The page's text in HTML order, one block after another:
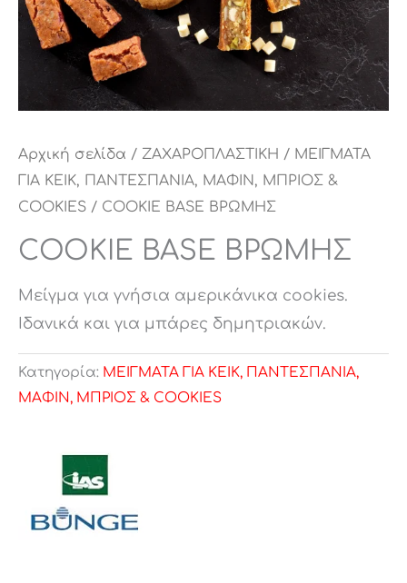
Αρχική σελίδα / ΖΑΧΑΡΟΠΛΑΣΤΙΚΗ / ΜΕΙΓΜΑΤΑ
ΓΙΑ ΚΕΙΚ, ΠΑΝΤΕΣΠΑΝΙΑ, ΜΑΦΙΝ, ΜΠΡΙΟΣ &
COOKIES / COOKIE BASE ΒΡΩΜΗΣ
COOKIE BASE ΒΡΩΜΗΣ
Μείγμα για γνήσια αμερικάνικα cookies.
Ιδανικά και για μπάρες δημητριακών.
Κατηγορία: ΜΕΙΓΜΑΤΑ ΓΙΑ ΚΕΙΚ, ΠΑΝΤΕΣΠΑΝΙΑ,
ΜΑΦΙΝ, ΜΠΡΙΟΣ & COOKIES